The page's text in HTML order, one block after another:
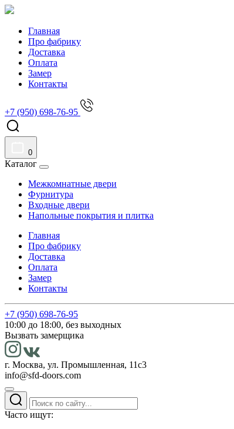
Главная
Про фабрику
Доставка
Оплата
Замер
Контакты
+7 (950) 698-76-95
0
Каталог
Межкомнатные двери
Фурнитура
Входные двери
Напольные покрытия и плитка
Главная
Про фабрику
Доставка
Оплата
Замер
Контакты
+7 (950) 698-76-95
10:00 до 18:00, без выходных
Вызвать замерщика
г. Москва, ул. Промышленная, 11с3
info@sfd-doors.com
Часто ищут: